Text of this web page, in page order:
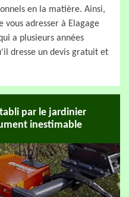
en la matière. Ainsi,
vous adresser à Elagage
a plusieurs années
dresse un devis gratuit et
par le jardinier
inestimable